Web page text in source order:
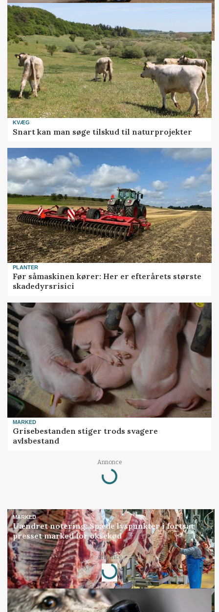
KVÆG
Snart kan man søge tilskud til naturprojekter
PLANTER
Før såmaskinen kører: Her er efterårets største
skadedyrsrisici
MARKED
Grisebestanden stiger trods svagere
avlsbestand
Annonce
Loading...
MARKED
Uændret notering: Spæde lyspunkter i fortsat
presset marked for oksekød
Annonce
Loading...